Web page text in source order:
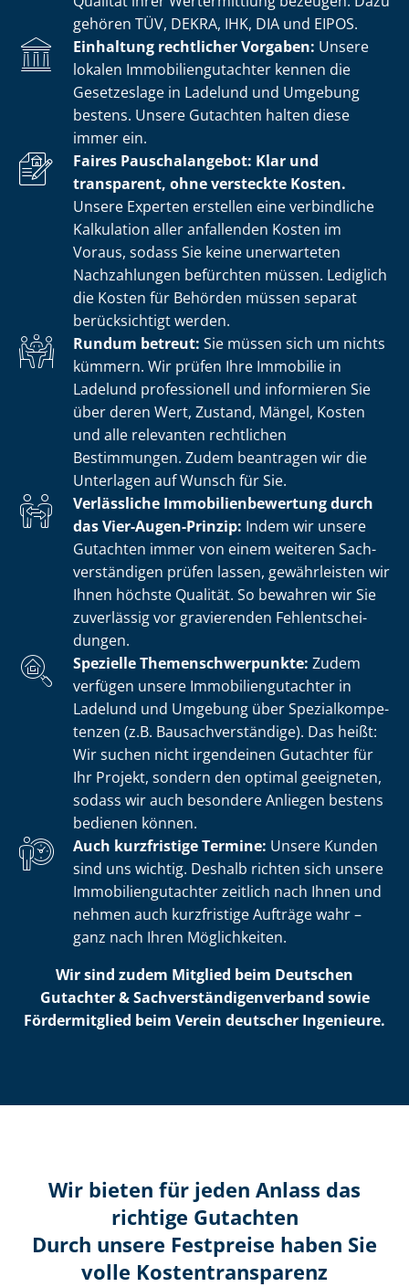
gehören TÜV, DEKRA, IHK, DIA und EIPOS.
Einhaltung rechtlicher Vorgaben: Unsere
lokalen Im­mo­bi­li­en­gut­ach­ter kennen die
Gesetzeslage in Ladelund und Umgebung
bestens. Unsere Gutachten halten diese
immer ein.
Faires Pauschalangebot: Klar und
transparent, ohne versteckte Kosten.
Unsere Experten erstellen eine verbindliche
Kalkulation aller anfallenden Kosten im
Voraus, sodass Sie keine unerwarteten
Nachzahlungen befürchten müssen. Lediglich
die Kosten für Behörden müssen separat
berücksichtigt werden.
Rundum betreut: Sie müssen sich um nichts
kümmern. Wir prüfen Ihre Immobilie in
Ladelund professionell und informieren Sie
über deren Wert, Zustand, Mängel, Kosten
und alle relevanten rechtlichen
Bestimmungen. Zudem beantragen wir die
Unterlagen auf Wunsch für Sie.
Verlässliche Im­mo­bi­li­en­be­wer­tung durch
das Vier-Augen-Prinzip: Indem wir unsere
Gutachten immer von einem weiteren Sach­
ver­stän­di­gen prüfen lassen, gewährleisten wir
Ihnen höchste Qualität. So bewahren wir Sie
zuverlässig vor gravierenden Fehl­ent­schei­
dun­gen.
Spezielle The­men­schwer­punk­te: Zudem
verfügen unsere Im­mo­bi­li­en­gut­ach­ter in
Ladelund und Umgebung über Spe­zi­al­kom­pe­
ten­zen (z.B. Bau­sach­ver­stän­di­ge). Das heißt:
Wir suchen nicht irgendeinen Gutachter für
Ihr Projekt, sondern den optimal geeigneten,
sodass wir auch besondere Anliegen bestens
bedienen können.
Auch kurzfristige Termine: Unsere Kunden
sind uns wichtig. Deshalb richten sich unsere
Im­mo­bi­li­en­gut­ach­ter zeitlich nach Ihnen und
nehmen auch kurzfristige Aufträge wahr –
ganz nach Ihren Möglichkeiten.
Wir sind zudem Mitglied beim Deutschen
Gutachter & Sach­ver­stän­di­gen­ver­band sowie
Fördermitglied beim Verein deutscher Ingenieure.
Wir bieten für jeden Anlass das
richtige Gutachten
Durch unsere Festpreise haben Sie
volle Kosten­transparenz